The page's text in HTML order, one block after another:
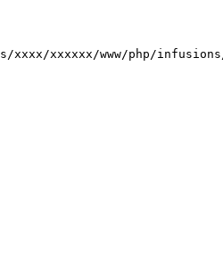
xxxxxx/www/php/infusions/